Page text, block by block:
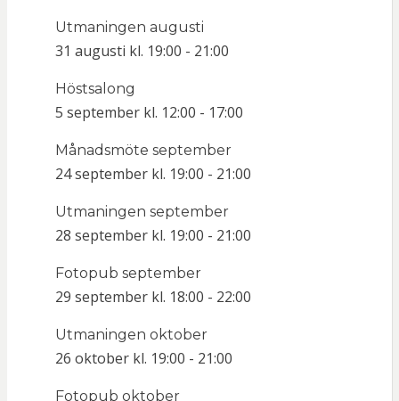
Utmaningen augusti
31 augusti kl. 19:00 - 21:00
Höstsalong
5 september kl. 12:00 - 17:00
Månadsmöte september
24 september kl. 19:00 - 21:00
Utmaningen september
28 september kl. 19:00 - 21:00
Fotopub september
29 september kl. 18:00 - 22:00
Utmaningen oktober
26 oktober kl. 19:00 - 21:00
Fotopub oktober